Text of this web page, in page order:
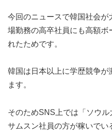
今回のニュースで韓国社会が
場勤務の高卒社員にも高額ボ
れたためです。
韓国は日本以上に学歴競争
ます。
そのためSNS上では「ソウ
サムスン社員の方が稼いでい